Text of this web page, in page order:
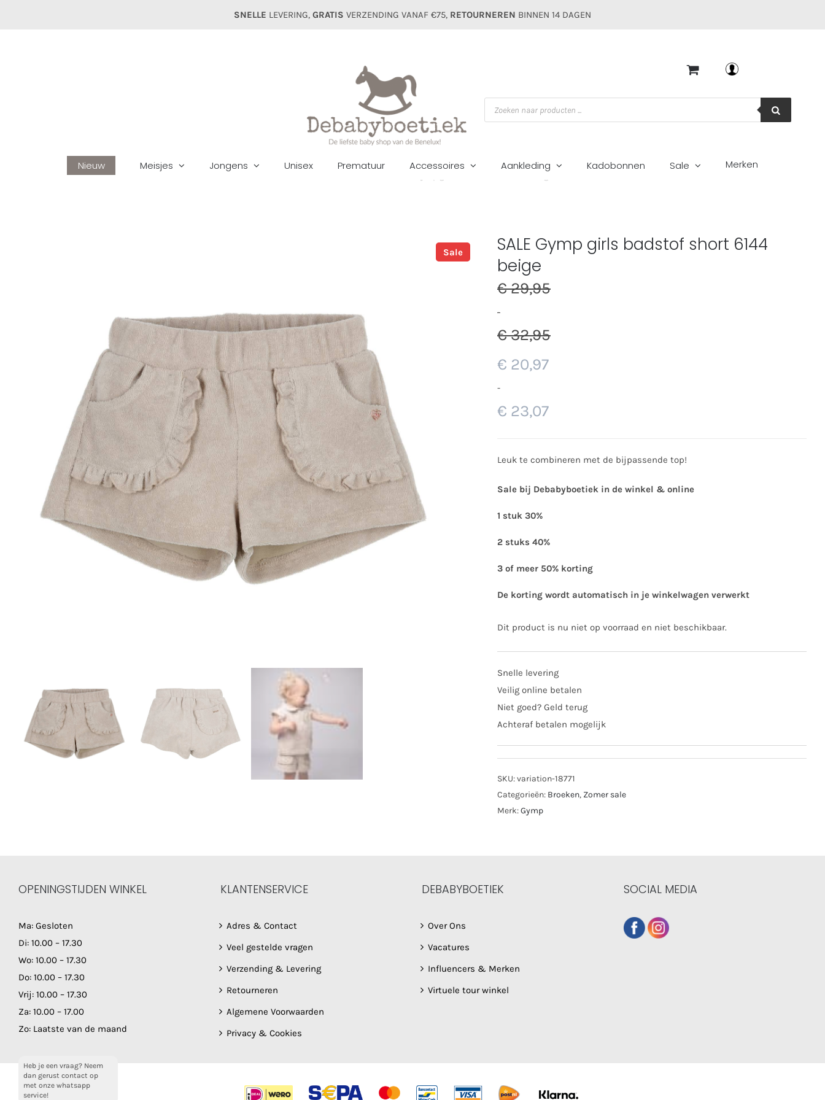
SNELLE LEVERING, GRATIS VERZENDING VANAF €75, RETOURNEREN BINNEN 14 DAGEN
Producten
zoeken
Nieuw Meisjes Jongens Unisex Prematuur Accessoires Aankleding Kadobonnen Sale Merken
Sale
SALE Gymp girls badstof short 6144
beige
€29,95
-
€32,95
€ 20,97
-
€ 23,07
Leuk te combineren met de bijpassende top!
Sale bij Debabyboetiek in de winkel & online
1 stuk 30%
2 stuks 40%
3 of meer 50% korting
De korting wordt automatisch in je winkelwagen verwerkt
Dit product is nu niet op voorraad en niet beschikbaar.
Snelle levering
Veilig online betalen
Niet goed? Geld terug
Achteraf betalen mogelijk
SKU:variation-18771
Categorieën: Broeken, Zomer sale
Merk:Gymp
OPENINGSTIJDEN WINKEL
Ma: Gesloten
Di: 10.00 – 17.30
Wo: 10.00 – 17.30
Do: 10.00 – 17.30
Vrij: 10.00 – 17.30
Za: 10.00 – 17.00
Zo: Laatste van de maand
KLANTENSERVICE
Adres & Contact
Veel gestelde vragen
Verzending & Levering
Retourneren
Algemene Voorwaarden
Privacy & Cookies
DEBABYBOETIEK
Over Ons
Vacatures
Influencers & Merken
Virtuele tour winkel
SOCIAL MEDIA
Heb je een vraag? Neem
dan gerust contact op
met onze whatsapp
service!